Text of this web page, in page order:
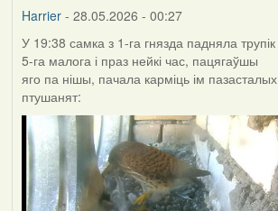
Harrier- 28.05.2026 - 00:27
У 19:38 самка з 1-га гнязда падняла трупік
5-га малога і праз нейкі час, пацягаўшы
яго па нішы, пачала карміць ім пазасталых
птушанят: